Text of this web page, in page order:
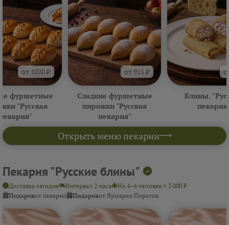
Открыть меню пекарни
от 1020 ₽
фуршетные
"Русская
от 915 ₽
Сладкие фуршетные
пирожки "Русская
пекарня"
Блины.
Пекарня "Русские блины"
Доставка сегодня Интервал 2 часа
На 4–6 человек ≈ 3 000 ₽
Подарокот пекарни Подарокот Ярмарки Пирогов